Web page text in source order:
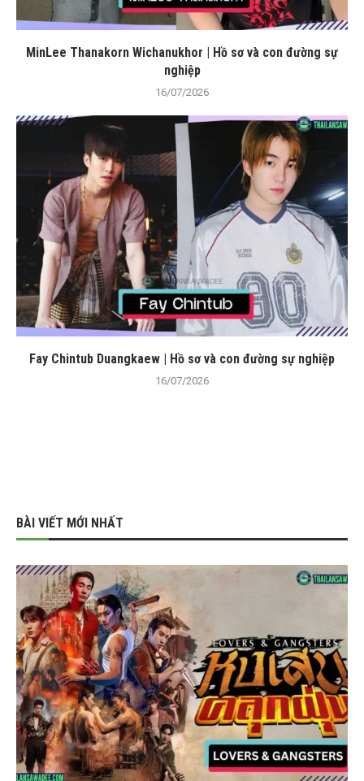
MinLee Thanakorn Wichanukhor | Hồ sơ và con đường sự
nghiệp
16/07/2026
Fay Chintub Duangkaew | Hồ sơ và con đường sự nghiệp
16/07/2026
BÀI VIẾT MỚI NHẤT